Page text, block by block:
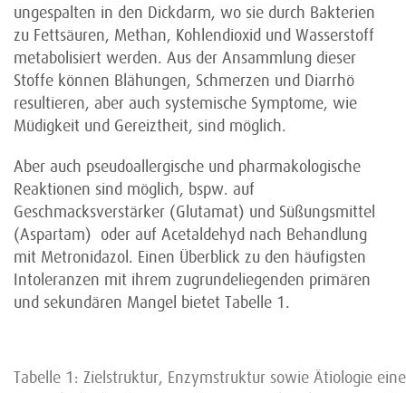
ungespalten in den Dickdarm, wo sie durch Bakterien
zu Fettsäuren, Methan, Kohlendioxid und Wasserstoff
metabolisiert werden. Aus der Ansammlung dieser
Stoffe können Blähungen, Schmerzen und Diarrhö
resultieren, aber auch systemische Symptome, wie
Müdigkeit und Gereiztheit, sind möglich.
Aber auch pseudoallergische und pharmakologische
Reaktionen sind möglich, bspw. auf
Geschmacksverstärker (Glutamat) und Süßungsmittel
(Aspartam) oder auf Acetaldehyd nach Behandlung
mit Metronidazol. Einen Überblick zu den häufigsten
Intoleranzen mit ihrem zugrundeliegenden primären
und sekundären Mangel bietet Tabelle 1.
Tabelle 1: Zielstruktur, Enzymstruktur sowie Ätiologie